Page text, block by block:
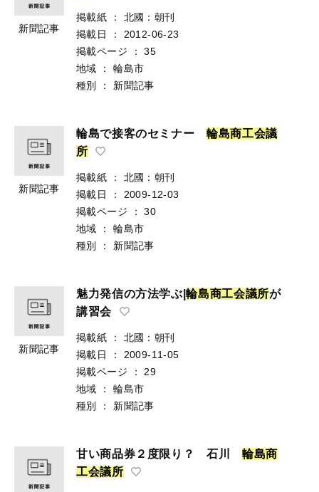
新聞記事
掲載紙 ：
北國：朝刊
掲載日
：
2012-06-23
掲載ページ
：
35
地域
：
輪島市
種別
： 新聞記事
新聞記事
輪島で接客のセミナー輪島商工会議
所
掲載紙 ：
北國：朝刊
掲載日
：
2009-12-03
掲載ページ
：
30
地域
：
輪島市
種別
： 新聞記事
新聞記事
魅力発信の方法学ぶ|輪島商工会議所が
講習会
掲載紙 ：
北國：朝刊
掲載日
：
2009-11-05
掲載ページ
：
29
地域
：
輪島市
種別
： 新聞記事
甘い商品券２度限り？ 石川 輪島商
工会議所